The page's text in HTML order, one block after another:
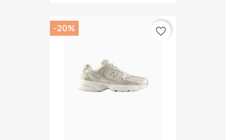
-20% favorite_border